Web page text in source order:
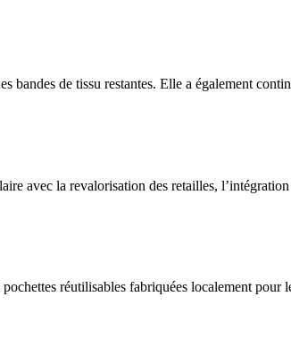
bandes de tissu restantes. Elle a également
avec la revalorisation des retailles,
réutilisables fabriquées localement